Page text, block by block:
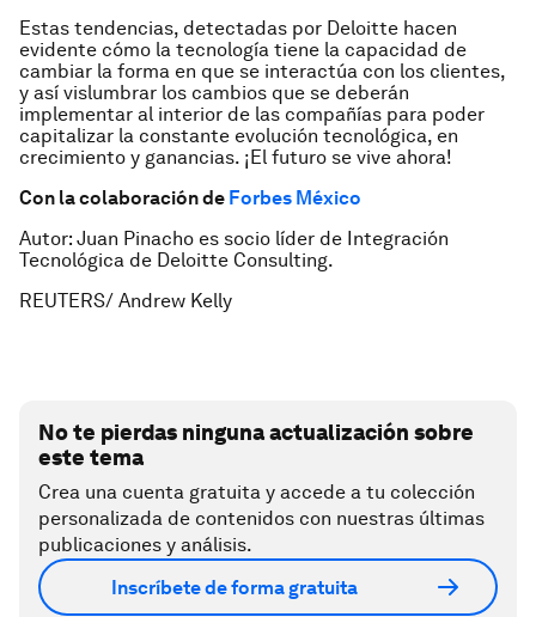
Estas tendencias, detectadas por Deloitte hacen
evidente cómo la tecnología tiene la capacidad de
cambiar la forma en que se interactúa con los clientes,
y así vislumbrar los cambios que se deberán
implementar al interior de las compañías para poder
capitalizar la constante evolución tecnológica, en
crecimiento y ganancias. ¡El futuro se vive ahora!
Con la colaboración de Forbes México
Autor: Juan Pinacho es socio líder de Integración
Tecnológica de Deloitte Consulting.
REUTERS/ Andrew Kelly
No te pierdas ninguna actualización sobre
este tema
Crea una cuenta gratuita y accede a tu colección
personalizada de contenidos con nuestras últimas
publicaciones y análisis.
Inscríbete de forma gratuita